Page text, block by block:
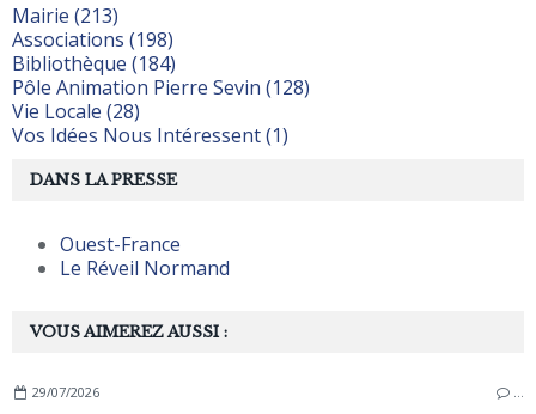
VOUS AIMEREZ AUSSI :
29/07/2026 …
Mairie (213)
Associations (198)
Bibliothèque (184)
Pôle Animation Pierre Sevin (128)
Vie Locale (28)
Vos Idées Nous Intéressent (1)
DANS LA PRESSE
Ouest-France
Le Réveil Normand